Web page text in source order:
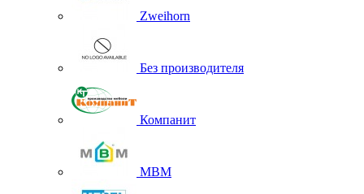
Zweihorn
Без производителя
Компанит
МВМ